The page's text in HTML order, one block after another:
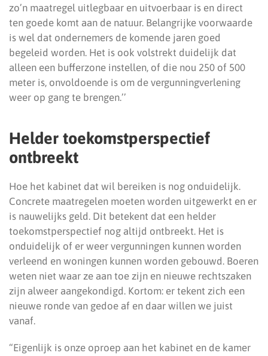
zo’n maatregel uitlegbaar en uitvoerbaar is en direct
ten goede komt aan de natuur. Belangrijke voorwaarde
is wel dat ondernemers de komende jaren goed
begeleid worden. Het is ook volstrekt duidelijk dat
alleen een bufferzone instellen, of die nou 250 of 500
meter is, onvoldoende is om de vergunningverlening
weer op gang te brengen.’’
Helder toekomstperspectief
ontbreekt
Hoe het kabinet dat wil bereiken is nog onduidelijk.
Concrete maatregelen moeten worden uitgewerkt en er
is nauwelijks geld. Dit betekent dat een helder
toekomstperspectief nog altijd ontbreekt. Het is
onduidelijk of er weer vergunningen kunnen worden
verleend en woningen kunnen worden gebouwd. Boeren
weten niet waar ze aan toe zijn en nieuwe rechtszaken
zijn alweer aangekondigd. Kortom: er tekent zich een
nieuwe ronde van gedoe af en daar willen we juist
vanaf.
“Eigenlijk is onze oproep aan het kabinet en de kamer